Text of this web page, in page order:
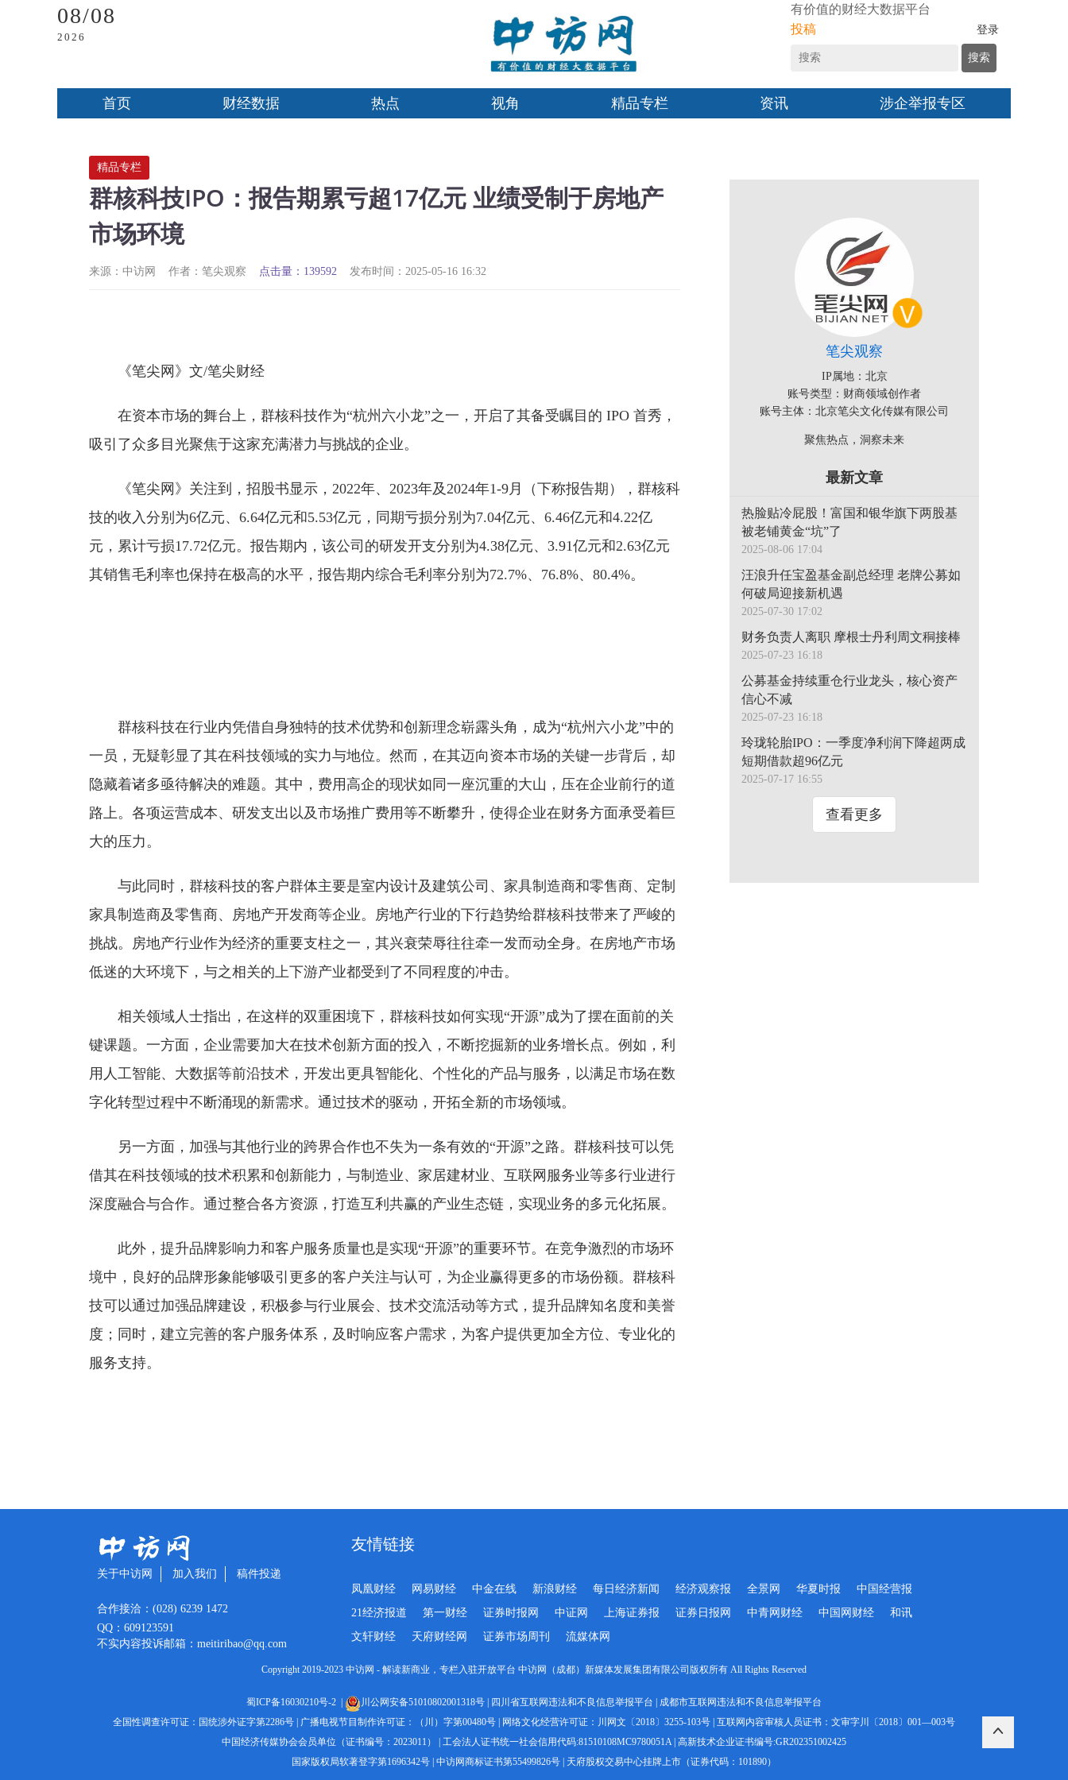
08/08
2026
有价值的财经大数据平台
投稿
登录
搜索
首页 财经数据 热点 视角 精品专栏 资讯 涉企举报专区
精品专栏
群核科技IPO：报告期累亏超17亿元 业绩受制于房地产
市场环境
来源：中访网 作者：笔尖观察 点击量：139592 发布时间：2025-05-16 16:32
《笔尖网》文/笔尖财经
在资本市场的舞台上，群核科技作为“杭州六小龙”之一，开启了其备受瞩目的 IPO 首秀，
吸引了众多目光聚焦于这家充满潜力与挑战的企业。
《笔尖网》关注到，招股书显示，2022年、2023年及2024年1-9月（下称报告期），群核科
技的收入分别为6亿元、6.64亿元和5.53亿元，同期亏损分别为7.04亿元、6.46亿元和4.22亿
元，累计亏损17.72亿元。报告期内，该公司的研发开支分别为4.38亿元、3.91亿元和2.63亿元
其销售毛利率也保持在极高的水平，报告期内综合毛利率分别为72.7%、76.8%、80.4%。
群核科技在行业内凭借自身独特的技术优势和创新理念崭露头角，成为“杭州六小龙”中的
一员，无疑彰显了其在科技领域的实力与地位。然而，在其迈向资本市场的关键一步背后，却
隐藏着诸多亟待解决的难题。其中，费用高企的现状如同一座沉重的大山，压在企业前行的道
路上。各项运营成本、研发支出以及市场推广费用等不断攀升，使得企业在财务方面承受着巨
大的压力。
与此同时，群核科技的客户群体主要是室内设计及建筑公司、家具制造商和零售商、定制
家具制造商及零售商、房地产开发商等企业。房地产行业的下行趋势给群核科技带来了严峻的
挑战。房地产行业作为经济的重要支柱之一，其兴衰荣辱往往牵一发而动全身。在房地产市场
低迷的大环境下，与之相关的上下游产业都受到了不同程度的冲击。
相关领域人士指出，在这样的双重困境下，群核科技如何实现“开源”成为了摆在面前的关
键课题。一方面，企业需要加大在技术创新方面的投入，不断挖掘新的业务增长点。例如，利
用人工智能、大数据等前沿技术，开发出更具智能化、个性化的产品与服务，以满足市场在数
字化转型过程中不断涌现的新需求。通过技术的驱动，开拓全新的市场领域。
另一方面，加强与其他行业的跨界合作也不失为一条有效的“开源”之路。群核科技可以凭
借其在科技领域的技术积累和创新能力，与制造业、家居建材业、互联网服务业等多行业进行
深度融合与合作。通过整合各方资源，打造互利共赢的产业生态链，实现业务的多元化拓展。
此外，提升品牌影响力和客户服务质量也是实现“开源”的重要环节。在竞争激烈的市场环
境中，良好的品牌形象能够吸引更多的客户关注与认可，为企业赢得更多的市场份额。群核科
技可以通过加强品牌建设，积极参与行业展会、技术交流活动等方式，提升品牌知名度和美誉
度；同时，建立完善的客户服务体系，及时响应客户需求，为客户提供更加全方位、专业化的
服务支持。
笔尖观察
IP属地：北京
账号类型：财商领域创作者
账号主体：北京笔尖文化传媒有限公司
聚焦热点，洞察未来
最新文章
热脸贴冷屁股！富国和银华旗下两股基
被老铺黄金“坑”了
2025-08-06 17:04
汪浪升任宝盈基金副总经理 老牌公募如
何破局迎接新机遇
2025-07-30 17:02
财务负责人离职 摩根士丹利周文秱接棒
2025-07-23 16:18
公募基金持续重仓行业龙头，核心资产
信心不减
2025-07-23 16:18
玲珑轮胎IPO：一季度净利润下降超两成
短期借款超96亿元
2025-07-17 16:55
查看更多
关于中访网 加入我们 稿件投递
合作接洽：(028) 6239 1472
QQ：609123591
不实内容投诉邮箱：meitiribao@qq.com
友情链接
凤凰财经 网易财经 中金在线 新浪财经 每日经济新闻 经济观察报 全景网 华夏时报
中国经营报
21经济报道
第一财经 证券时报网 中证网 上海证券报 证券日报网 中青网财经 中国网财经
和讯
文轩财经
天府财经网 证券市场周刊 流媒体网
Copyright 2019-2023 中访网 - 解读新商业，专栏入驻开放平台 中访网（成都）新媒体发展集团有限公司版权所有 All Rights Reserved
蜀ICP备16030210号-2 川公网安备51010802001318号 四川省互联网违法和不良信息举报平台
成都市互联网违法和不良信息举报平台
全国性调查许可证：国统涉外证字第2286号
广播电视节目制作许可证：（川）字第00480号 网络文化经营许可证：川网文〔2018〕3255-103号 互联网内容审核人员证书：文审字川〔2018〕001—003号
中国经济传媒协会会员单位（证书编号：2023011）
工会法人证书统一社会信用代码:81510108MC9780051A| 高新技术企业证书编号:GR202351002425
国家版权局软著登字第1696342号 中访网商标证书第55499826号 天府股权交易中心挂牌上市（证券代码：101890）